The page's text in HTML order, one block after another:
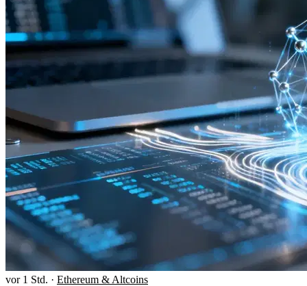
vor 1 Std. · Ethereum & Altcoins